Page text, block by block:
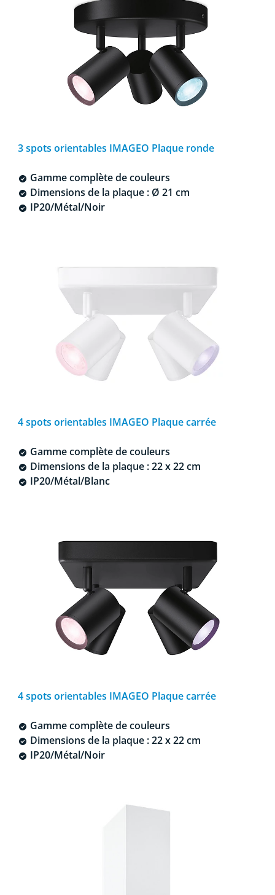
3 spots orientables IMAGEO Plaque ronde
Gamme complète de couleurs
Dimensions de la plaque : Ø 21 cm
IP20/Métal/Noir
4 spots orientables IMAGEO Plaque carrée
Gamme complète de couleurs
Dimensions de la plaque : 22 x 22 cm
IP20/Métal/Blanc
4 spots orientables IMAGEO Plaque carrée
Gamme complète de couleurs
Dimensions de la plaque : 22 x 22 cm
IP20/Métal/Noir